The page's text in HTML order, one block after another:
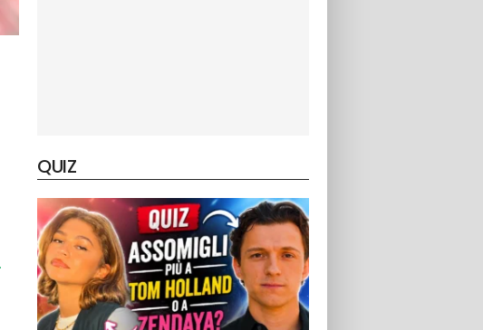
QUIZ